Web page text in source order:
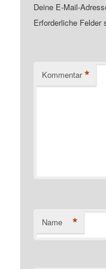
Deine E-Mail-
Erforderliche
Kommentar *
Name *